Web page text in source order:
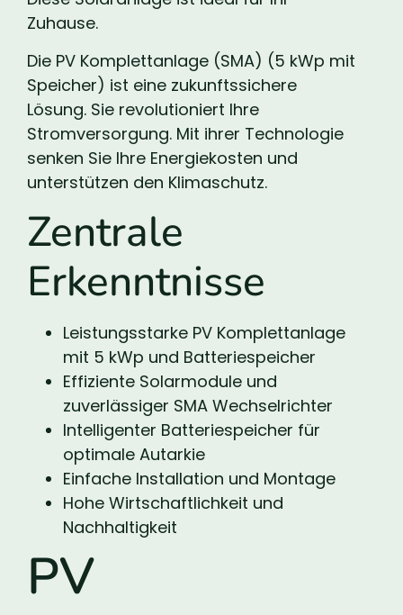
Zuhause.
Die PV Komplettanlage (SMA) (5 kWp mit
Speicher) ist eine zukunftssichere
Lösung. Sie revolutioniert Ihre
Stromversorgung. Mit ihrer Technologie
senken Sie Ihre Energiekosten und
unterstützen den Klimaschutz.
Zentrale
Erkenntnisse
Leistungsstarke PV Komplettanlage
mit 5 kWp und Batteriespeicher
Effiziente Solarmodule und
zuverlässiger SMA Wechselrichter
Intelligenter Batteriespeicher für
optimale Autarkie
Einfache Installation und Montage
Hohe Wirtschaftlichkeit und
Nachhaltigkeit
PV